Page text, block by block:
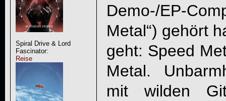
Spiral Drive & Lord
Fascinator:
Reise
Demo-/EP-
Metal“) gehört
geht: Speed
Metal.
mit wilden